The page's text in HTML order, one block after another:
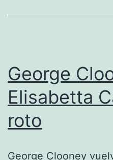
George
Elisabetta
roto
George Clooney